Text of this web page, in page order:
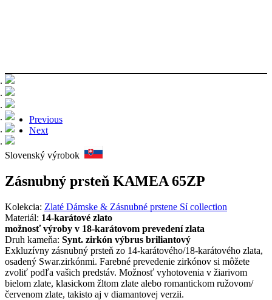
Previous
Next
Slovenský výrobok
Zásnubný prsteň KAMEA 65ZP
Kolekcia: Zlaté Dámske & Zásnubné prstene Sí collection
Materiál: 14-karátové zlato
možnosť výroby v 18-karátovom prevedení zlata
Druh kameňa: Synt. zirkón výbrus briliantový
Exkluzívny zásnubný prsteň zo 14-karátového/18-karátového zlata,
osadený Swar.zirkónmi. Farebné prevedenie zirkónov si môžete
zvoliť podľa vašich predstáv. Možnosť vyhotovenia v žiarivom
bielom zlate, klasickom žltom zlate alebo romantickom ružovom/
červenom zlate, takisto aj v diamantovej verzii.